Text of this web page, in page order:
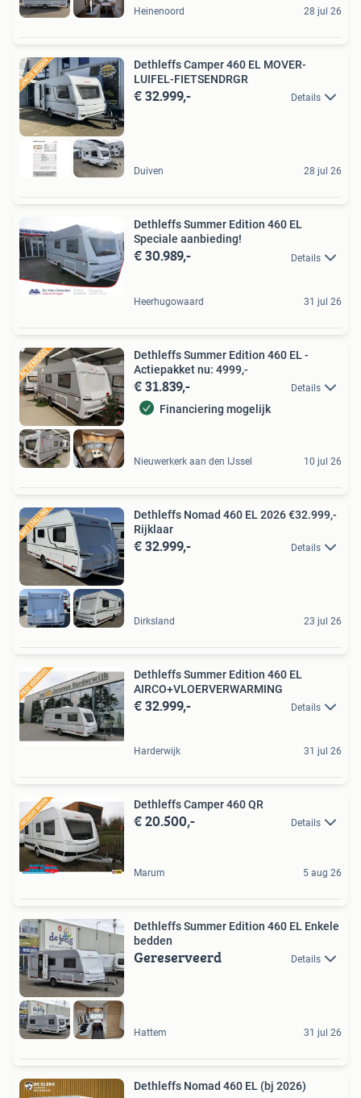
Heinenoord 28 jul 26
Dethleffs Camper 460 EL MOVER-
LUIFEL-FIETSENDRGR
€ 32.999,- Details
Duiven 28 jul 26
Dethleffs Summer Edition 460 EL
Speciale aanbieding!
€ 30.989,- Details
Heerhugowaard 31 jul 26
Dethleffs Summer Edition 460 EL -
Actiepakket nu: 4999,-
€ 31.839,- Details
Financiering mogelijk
Nieuwerkerk aan den IJssel 10 jul 26
Dethleffs Nomad 460 EL 2026 €32.999,-
Rijklaar
€ 32.999,- Details
Dirksland 23 jul 26
Dethleffs Summer Edition 460 EL
AIRCO+VLOERVERWARMING
€ 32.999,- Details
Harderwijk 31 jul 26
Dethleffs Camper 460 QR
€ 20.500,- Details
Marum 5 aug 26
Dethleffs Summer Edition 460 EL Enkele
bedden
Gereserveerd Details
Hattem 31 jul 26
Dethleffs Nomad 460 EL (bj 2026)